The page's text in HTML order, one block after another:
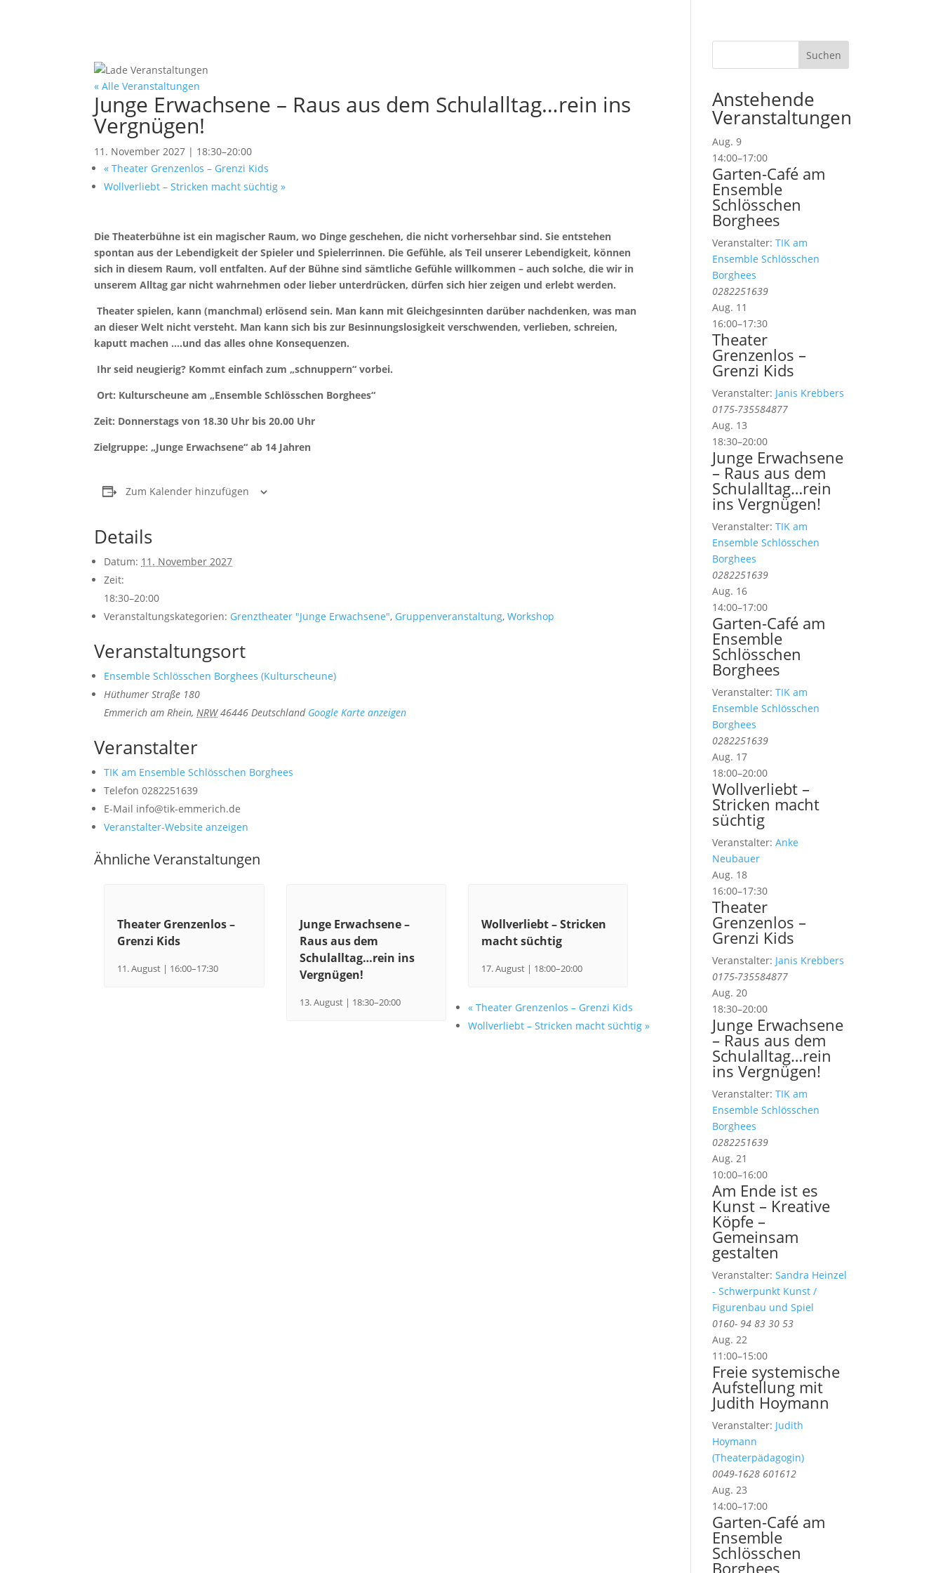
« Alle Veranstaltungen
Junge Erwachsene – Raus aus dem Schulalltag…rein ins
Vergnügen!
11. November 2027 | 18:30–20:00
« Theater Grenzenlos – Grenzi Kids
Wollverliebt – Stricken macht süchtig»
Die Theaterbühne ist ein magischer Raum, wo Dinge geschehen, die nicht vorhersehbar sind. Sie entstehen
spontan aus der Lebendigkeit der Spieler und Spielerrinnen. Die Gefühle, als Teil unserer Lebendigkeit, können
sich in diesem Raum, voll entfalten. Auf der Bühne sind sämtliche Gefühle willkommen – auch solche, die wir in
unserem Alltag gar nicht wahrnehmen oder lieber unterdrücken, dürfen sich hier zeigen und erlebt werden.
Theater spielen, kann (manchmal) erlösend sein. Man kann mit Gleichgesinnten darüber nachdenken, was man
an dieser Welt nicht versteht. Man kann sich bis zur Besinnungslosigkeit verschwenden, verlieben, schreien,
kaputt machen ….und das alles ohne Konsequenzen.
Ihr seid neugierig? Kommt einfach zum „schnuppern“ vorbei.
Ort: Kulturscheune am „Ensemble Schlösschen Borghees“
Zeit: Donnerstags von 18.30 Uhr bis 20.00 Uhr
Zielgruppe: „Junge Erwachsene“ ab 14 Jahren
Zum Kalender hinzufügen
Details
Datum: 11. November 2027
Zeit:
18:30–20:00
Veranstaltungskategorien: Grenztheater "Junge Erwachsene", Gruppenveranstaltung,Workshop
Veranstaltungsort
Ensemble Schlösschen Borghees (Kulturscheune)
Hüthumer Straße 180
Emmerich am Rhein, NRW 46446 Deutschland Google Karte anzeigen
Veranstalter
TIK am Ensemble Schlösschen Borghees
Telefon0282251639
E-Mail info@tik-emmerich.de
Veranstalter-Website anzeigen
Ähnliche Veranstaltungen
Theater Grenzenlos –
Grenzi Kids
11. August | 16:00–17:30
Junge Erwachsene –
Raus aus dem
Schulalltag…rein ins
Vergnügen!
13. August | 18:30–20:00
Wollverliebt – Stricken
macht süchtig
17. August | 18:00–20:00
«Theater Grenzenlos – Grenzi Kids
Wollverliebt – Stricken macht süchtig »
Anstehende
Veranstaltungen
Aug.9
14:00–17:00
Garten-Café am
Ensemble
Schlösschen
Borghees
Veranstalter:TIK am
Ensemble Schlösschen
Borghees
0282251639
Aug. 11
16:00–17:30
Theater
Grenzenlos –
Grenzi Kids
Veranstalter: Janis Krebbers
0175-735584877
Aug. 13
18:30–20:00
Junge Erwachsene
– Raus aus dem
Schulalltag…rein
ins Vergnügen!
Veranstalter:TIK am
Ensemble Schlösschen
Borghees
0282251639
Aug. 16
14:00–17:00
Garten-Café am
Ensemble
Schlösschen
Borghees
Veranstalter:TIK am
Ensemble Schlösschen
Borghees
0282251639
Aug. 17
18:00–20:00
Wollverliebt –
Stricken macht
süchtig
Veranstalter:Anke
Neubauer
Aug. 18
16:00–17:30
Theater
Grenzenlos –
Grenzi Kids
Veranstalter: Janis Krebbers
0175-735584877
Aug.20
18:30–20:00
Junge Erwachsene
– Raus aus dem
Schulalltag…rein
ins Vergnügen!
Veranstalter:TIK am
Ensemble Schlösschen
Borghees
0282251639
Aug.21
10:00–16:00
Am Ende ist es
Kunst – Kreative
Köpfe –
Gemeinsam
gestalten
Veranstalter:Sandra Heinzel
- Schwerpunkt Kunst /
Figurenbau und Spiel
0160- 94 83 30 53
Aug.22
11:00–15:00
Freie systemische
Aufstellung mit
Judith Hoymann
Veranstalter: Judith
Hoymann
(Theaterpädagogin)
0049-1628 601612
Aug.23
14:00–17:00
Garten-Café am
Ensemble
Schlösschen
Borghees